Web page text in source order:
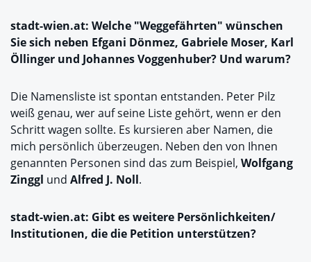
stadt-wien.at: Welche "Weggefährten" wünschen
Sie sich neben Efgani Dönmez, Gabriele Moser, Karl
Öllinger und Johannes Voggenhuber? Und warum?
Die Namensliste ist spontan entstanden. Peter Pilz
weiß genau, wer auf seine Liste gehört, wenn er den
Schritt wagen sollte. Es kursieren aber Namen, die
mich persönlich überzeugen. Neben den von Ihnen
genannten Personen sind das zum Beispiel, Wolfgang
Zinggl und Alfred J. Noll.
stadt-wien.at: Gibt es weitere Persönlichkeiten/
Institutionen, die die Petition unterstützen?